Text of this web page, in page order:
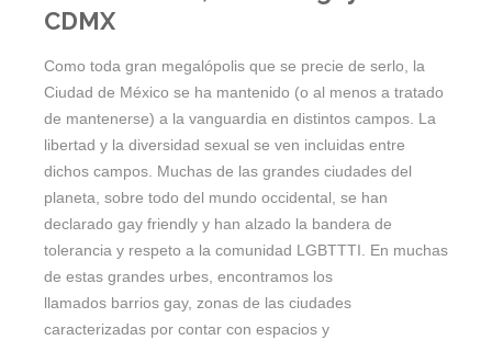
CDMX
Como toda gran megalópolis que se precie de serlo, la
Ciudad de México se ha mantenido (o al menos a tratado
de mantenerse) a la vanguardia en distintos campos. La
libertad y la diversidad sexual se ven incluidas entre
dichos campos. Muchas de las grandes ciudades del
planeta, sobre todo del mundo occidental, se han
declarado gay friendly y han alzado la bandera de
tolerancia y respeto a la comunidad LGBTTTI. En muchas
de estas grandes urbes, encontramos los
llamados barrios gay, zonas de las ciudades
caracterizadas por contar con espacios y